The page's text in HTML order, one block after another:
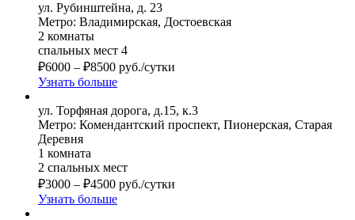
ул. Рубинштейна, д. 23
Метро: Владимирская, Достоевская
2 комнаты
спальных мест 4
₽6000 – ₽8500 руб./сутки
Узнать больше
ул. Торфяная дорога, д.15, к.3
Метро: Комендантский проспект, Пионерская, Старая
Деревня
1 комната
2 спальных мест
₽3000 – ₽4500 руб./сутки
Узнать больше